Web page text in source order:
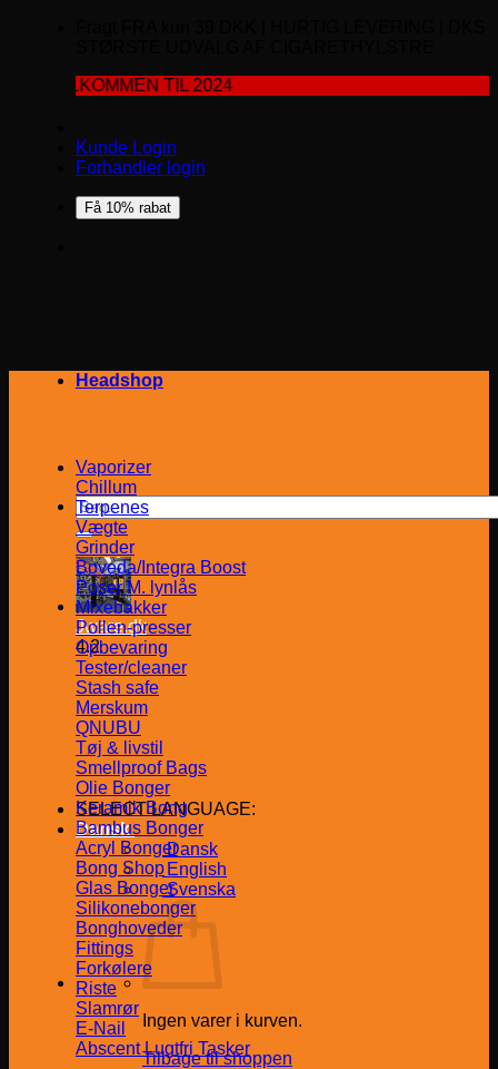
TIL 2024
Kunde Login
Forhandler login
Få 10% rabat
Søg
efter:
Jware.dk
4.2
SELECT LANGUAGE:
Dansk
Dansk
English
Svenska
Ingen varer i kurven.
Tilbage til shoppen
Headshop
Vaporizer
Chillum
Terpenes
Vægte
Grinder
Boveda/Integra Boost
Poser M. lynlås
Mixebakker
Pollen-presser
Opbevaring
Tester/cleaner
Stash safe
Merskum
QNUBU
Tøj & livstil
Smellproof Bags
Olie Bonger
Keramik Bong
Bambus Bonger
Acryl Bonger
Bong Shop
Glas Bonger
Silikonebonger
Bonghoveder
Fittings
Forkølere
Riste
Slamrør
E-Nail
Abscent Lugtfri Tasker